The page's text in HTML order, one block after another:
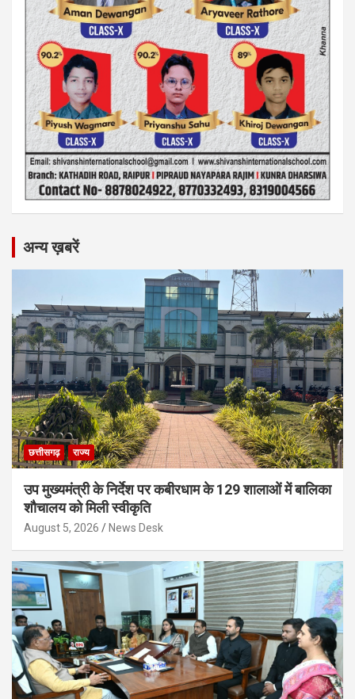
अन्य ख़बरें
छत्तीसगढ़ राज्य
उप मुख्यमंत्री के निर्देश पर कबीरधाम के 129 शालाओं में बालिका
शौचालय को मिली स्वीकृति
August 5, 2026 News Desk